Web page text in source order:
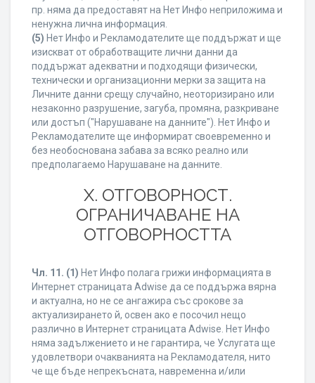
пр. няма да предоставят на Нет Инфо неприложима и
ненужна лична информация.
(5) Нет Инфо и Рекламодателите ще поддържат и ще
изискват от обработващите лични данни да
поддържат адекватни и подходящи физически,
технически и организационни мерки за защита на
Личните данни срещу случайно, неоторизирано или
незаконно разрушение, загуба, промяна, разкриване
или достъп ("Нарушаване на данните"). Нет Инфо и
Рекламодателите ще информират своевременно и
без необоснована забава за всяко реално или
предполагаемо Нарушаване на данните.
X. ОТГОВОРНОСТ.
ОГРАНИЧАВАНЕ НА
ОТГОВОРНОСТТА
Чл. 11. (1) Нет Инфо полага грижи информацията в
Интернет страницата Adwise да се поддържа вярна
и актуална, но не се ангажира със срокове за
актуализирането й, освен ако е посочил нещо
различно в Интернет страницата Adwise. Нет Инфо
няма задължението и не гарантира, че Услугата ще
удовлетвори очакванията на Рекламодателя, нито
че ще бъде непрекъсната, навременна и/или